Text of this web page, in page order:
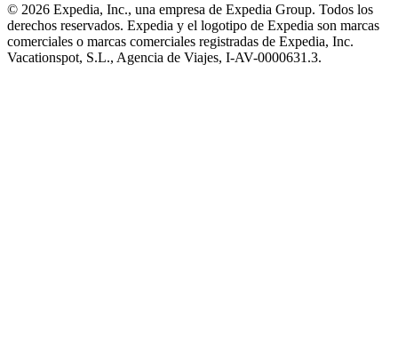
© 2026 Expedia, Inc., una empresa de Expedia Group. Todos los
derechos reservados. Expedia y el logotipo de Expedia son marcas
comerciales o marcas comerciales registradas de Expedia, Inc.
Vacationspot, S.L., Agencia de Viajes, I-AV-0000631.3.